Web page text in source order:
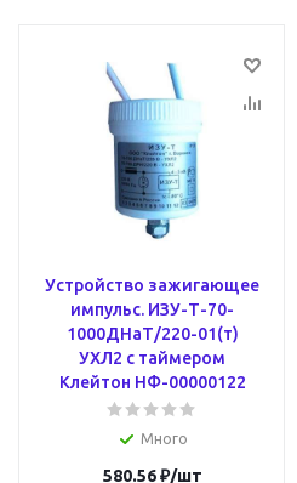
Устройство зажигающее
импульс. ИЗУ-Т-70-
1000ДНаТ/220-01(т)
УХЛ2 с таймером
Клейтон НФ-00000122
Много
580.56₽/шт